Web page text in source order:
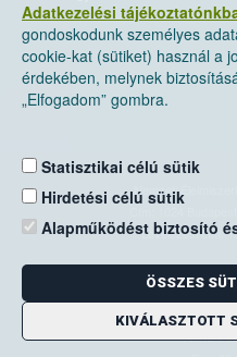
Adatkezelési
gondoskodunk személyes
cookie-kat (sütiket) használ a
érdekében, melynek
„Elfogadom” gombra.
Statisztikai célú sütik
Hirdetési célú sütik
Alapműködést biztosító
ÖSSZES
KIVÁLASZTOTT
Nemzeti
Levelezési cím:
E-mail:
Zöld szám:
Telefon: